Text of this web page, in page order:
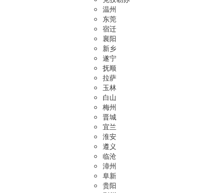
温州
东莞
宿迁
襄阳
新乡
遂宁
抚顺
拉萨
玉林
白山
梅州
晋城
宜兰
淮安
遵义
临沧
漳州
阜新
贵阳